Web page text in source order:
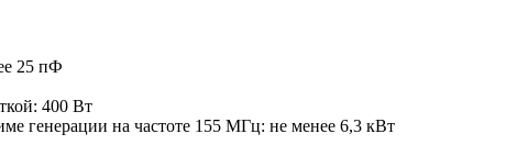
25 пФ
400 Вт
генерации на частоте 155 МГц: не менее 6,3 кВт